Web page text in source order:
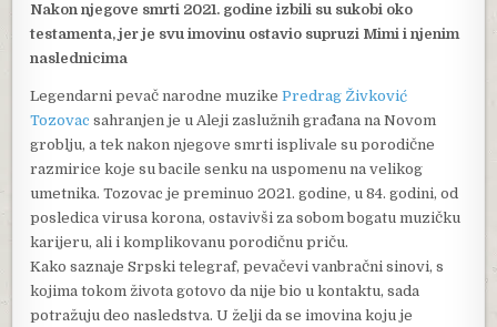
Nakon njegove smrti 2021. godine izbili su sukobi oko
testamenta, jer je svu imovinu ostavio supruzi Mimi i njenim
naslednicima
Legendarni pevač narodne muzikePredrag Živković
Tozovac sahranjen je u Aleji zaslužnih građana na Novom
groblju, a tek nakon njegove smrti isplivale su porodične
razmirice koje su bacile senku na uspomenu na velikog
umetnika. Tozovac je preminuo 2021. godine, u 84. godini, od
posledica virusa korona, ostavivši za sobom bogatu muzičku
karijeru, ali i komplikovanu porodičnu priču.
Kako saznaje Srpski telegraf, pevačevi vanbračni sinovi, s
kojima tokom života gotovo da nije bio u kontaktu, sada
potražuju deo nasledstva. U želji da se imovina koju je